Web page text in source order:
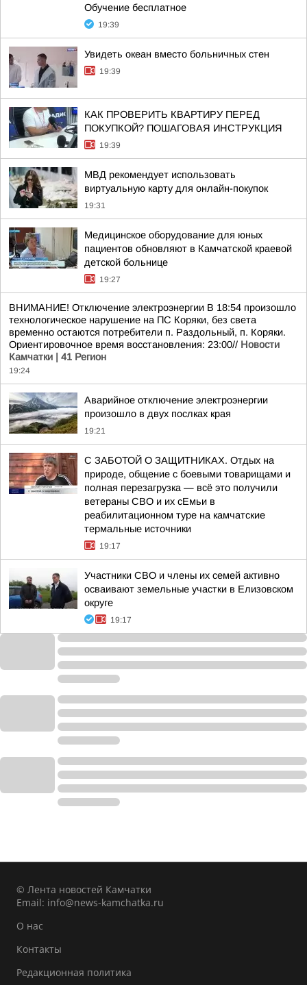
Обучение бесплатное
19:39
Увидеть океан вместо больничных стен
19:39
КАК ПРОВЕРИТЬ КВАРТИРУ ПЕРЕД
ПОКУПКОЙ? ПОШАГОВАЯ ИНСТРУКЦИЯ
19:39
МВД рекомендует использовать
виртуальную карту для онлайн-покупок
19:31
Медицинское оборудование для юных
пациентов обновляют в Камчатской краевой
детской больнице
19:27
ВНИМАНИЕ! Отключение электроэнергии В 18:54 произошло
технологическое нарушение на ПС Коряки, без света
временно остаются потребители п. Раздольный, п. Коряки.
Ориентировочное время восстановления: 23:00// Новости
Камчатки | 41 Регион
19:24
Аварийное отключение электроэнергии
произошло в двух послках края
19:21
С ЗАБОТОЙ О ЗАЩИТНИКАХ. Отдых на
природе, общение с боевыми товарищами и
полная перезагрузка — всё это получили
ветераны СВО и их сЕмьи в
реабилитационном туре на камчатские
термальные источники
19:17
Участники СВО и члены их семей активно
осваивают земельные участки в Елизовском
округе
19:17
© Лента новостей Камчатки
Email: info@news-kamchatka.ru
О нас
Контакты
Редакционная политика